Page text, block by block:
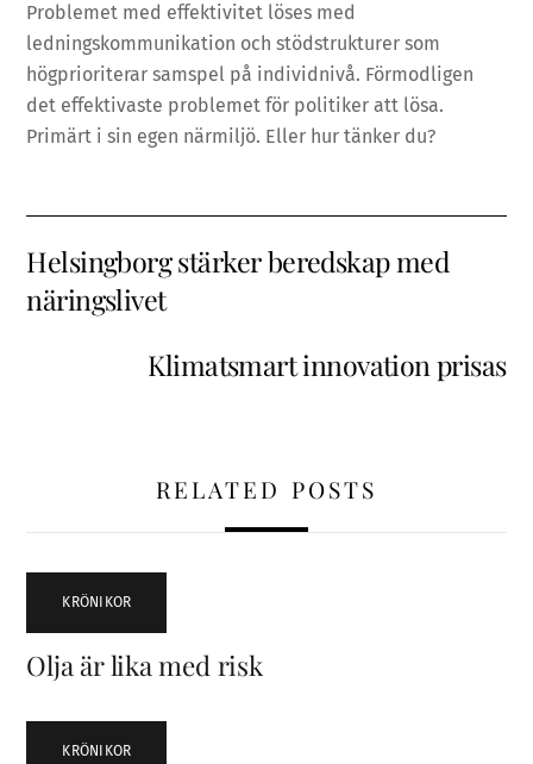
Problemet med effektivitet löses med
ledningskommunikation och stödstrukturer som
högprioriterar samspel på individnivå. Förmodligen
det effektivaste problemet för politiker att lösa.
Primärt i sin egen närmiljö. Eller hur tänker du?
Helsingborg stärker beredskap med
näringslivet
Klimatsmart innovation prisas
RELATED POSTS
KRÖNIKOR
Olja är lika med risk
KRÖNIKOR